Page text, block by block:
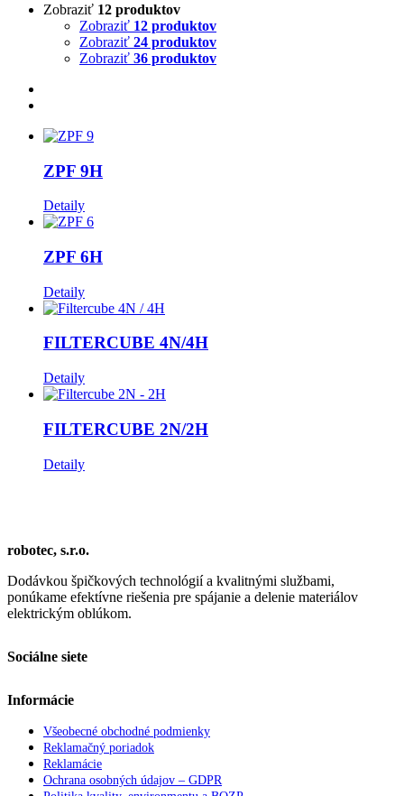
Zobraziť 12 produktov
Zobraziť 12 produktov
Zobraziť 24 produktov
Zobraziť 36 produktov
ZPF 9H
Detaily
ZPF 6H
Detaily
FILTERCUBE 4N/4H
Detaily
FILTERCUBE 2N/2H
Detaily
robotec, s.r.o.
Dodávkou špičkových technológií a kvalitnými službami,
ponúkame efektívne riešenia pre spájanie a delenie materiálov
elektrickým oblúkom.
Sociálne siete
Informácie
Všeobecné obchodné podmienky
Reklamačný poriadok
Reklamácie
Ochrana osobných údajov – GDPR